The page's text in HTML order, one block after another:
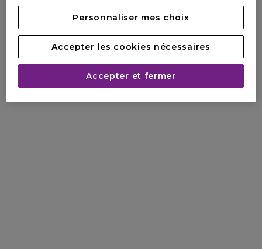
Personnaliser mes choix
Accepter les cookies nécessaires
Accepter et fermer